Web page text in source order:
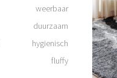
weerbaar
duurzaam
hygienisch
fluffy